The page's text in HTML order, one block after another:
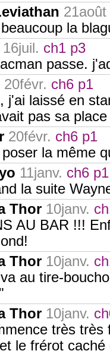
21août
la
16juil. ch1 p3
passe.
20févr. ch6 p1
j'ai laissé en
pas sa
20févr. ch6 p1
la même
11janv. ch6 p1
la suite
Thor 10janv.
AU BAR !!!
Thor 10janv.
au tire-
Thor 10janv.
très
le frérot